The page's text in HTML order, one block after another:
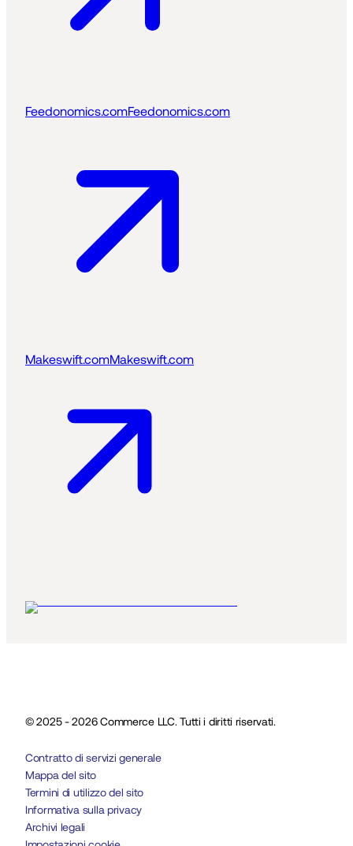
Feedonomics.comFeedonomics.com
Makeswift.comMakeswift.com
© 2025 - 2026 Commerce LLC. Tutti i diritti riservati.
Contratto di servizi generale
Mappa del sito
Termini di utilizzo del sito
Informativa sulla privacy
Archivi legali